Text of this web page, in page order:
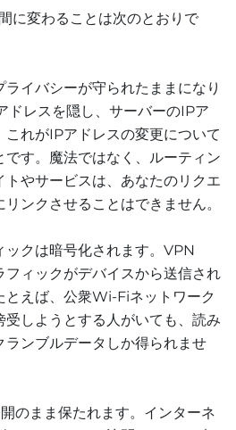
に変わることは次のとおりで
イバシーが守られたままになり
ドレスを隠し、サーバーのIPア
これがIPアドレスの変更について
す。魔法ではなく、ルーティン
やサービスは、あなたのリクエ
ンクさせることはできません。
ックは暗号化されます。VPN
フィックがデバイスから送信され
とえば、公衆Wi-Fiネットワーク
しようとする人がいても、読み
ンブルデータしか得られませ
のまま保たれます。インターネ